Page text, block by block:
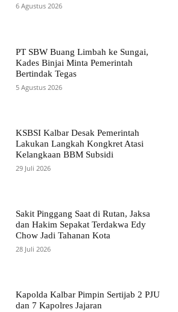
6 Agustus 2026
PT SBW Buang Limbah ke Sungai,
Kades Binjai Minta Pemerintah
Bertindak Tegas
5 Agustus 2026
KSBSI Kalbar Desak Pemerintah
Lakukan Langkah Kongkret Atasi
Kelangkaan BBM Subsidi
29 Juli 2026
Sakit Pinggang Saat di Rutan, Jaksa
dan Hakim Sepakat Terdakwa Edy
Chow Jadi Tahanan Kota
28 Juli 2026
Kapolda Kalbar Pimpin Sertijab 2 PJU
dan 7 Kapolres Jajaran